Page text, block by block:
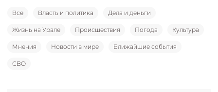
Все Власть и политика Дела и деньги
Жизнь на Урале Происшествия Погода Культура
Мнения Новости в мире Ближайшие события
СВО